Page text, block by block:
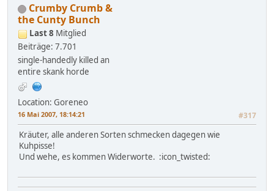
Crumby Crumb &
the Cunty Bunch
Last 8 Mitglied
Beiträge: 7.701
single-handedly killed an
entire skank horde
Location: Goreneo
16 Mai 2007, 18:14:21 #317
Kräuter, alle anderen Sorten schmecken dagegen wie
Kuhpisse!
Und wehe, es kommen Widerworte. :icon_twisted: